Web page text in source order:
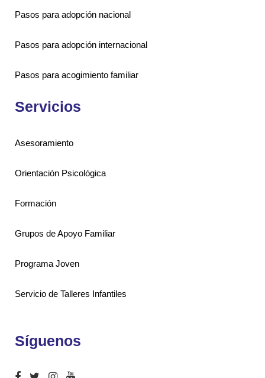
Pasos para adopción nacional
Pasos para adopción internacional
Pasos para acogimiento familiar
Servicios
Asesoramiento
Orientación Psicológica
Formación
Grupos de Apoyo Familiar
Programa Joven
Servicio de Talleres Infantiles
Síguenos